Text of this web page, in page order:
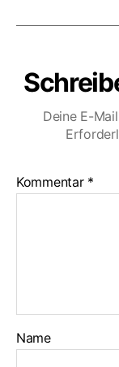
Deine E-
Kommentar *
Name